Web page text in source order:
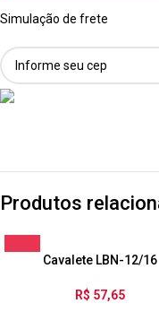
Simulação de frete
Produtos
Cavalete LBN-12/16
R$ 57,65